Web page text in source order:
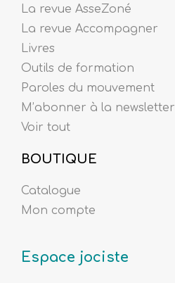
La revue AsseZoné
La revue Accompagner
Livres
Outils de formation
Paroles du mouvement
M’abonner à la newsletter
Voir tout
BOUTIQUE
Catalogue
Mon compte
Espace jociste